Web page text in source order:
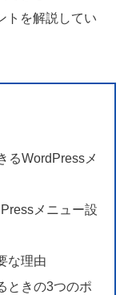
トを解説してい
るWordPressメ
メニュー設
な理由
ときの3つのポ